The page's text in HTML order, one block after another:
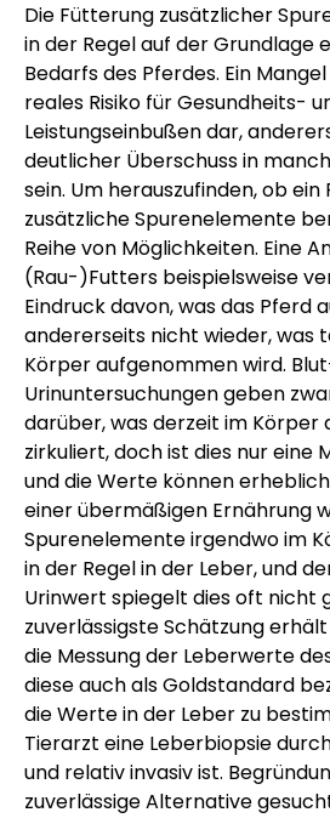
Die Fütterung zusätzlicher
in der Regel auf der Grundlage
Bedarfs des Pferdes. Ein
reales Risiko für Gesundheits-
Leistungseinbußen dar,
deutlicher Überschuss in
sein. Um herauszufinden, ob
zusätzliche Spurenelemente
Reihe von Möglichkeiten. Eine
(Rau-)Futters beispielsweise
Eindruck davon, was das Pferd
andererseits nicht wieder, was
Körper aufgenommen wird.
Urinuntersuchungen geben
darüber, was derzeit im Körper
zirkuliert, doch ist dies nur eine
und die Werte können
einer übermäßigen Ernährung
Spurenelemente irgendwo im
in der Regel in der Leber, und
Urinwert spiegelt dies oft nicht
zuverlässigste Schätzung
die Messung der Leberwerte
diese auch als Goldstandard
die Werte in der Leber zu
Tierarzt eine Leberbiopsie
und relativ invasiv ist.
zuverlässige Alternative